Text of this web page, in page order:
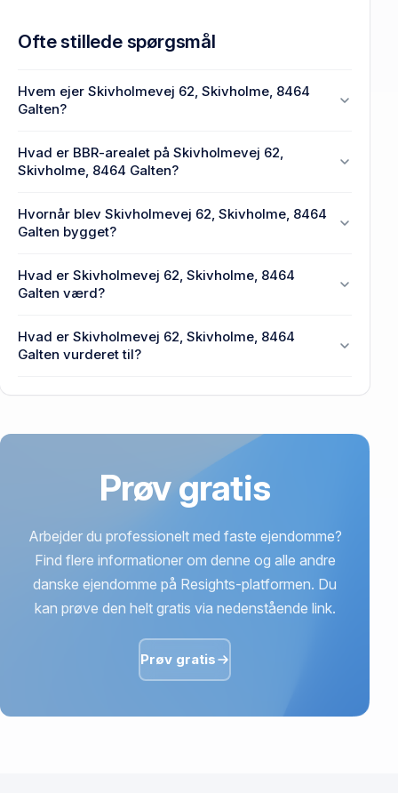
Ofte stillede spørgsmål
Hvem ejer Skivholmevej 62, Skivholme, 8464
Galten?
Skivholme, 8464 Galten.
Hvad er BBR-arealet på Skivholmevej 62,
Skivholme, 8464 Galten?
Skivholme, 8464 Galten.
Hvornår blev Skivholmevej 62, Skivholme, 8464
Galten bygget?
Skivholmevej 62, Skivholme, 8464 Galten.
Hvad er Skivholmevej 62, Skivholme, 8464
Galten værd?
Skivholme, 8464 Galten senest blev handlet i 2021.
Hvad er Skivholmevej 62, Skivholme, 8464
Galten vurderet til?
Prøv gratis
Arbejder du professionelt med faste ejendomme?
Find flere informationer om denne og alle andre
danske ejendomme på Resights-platformen. Du
kan prøve den helt gratis via nedenstående link.
Prøv gratis